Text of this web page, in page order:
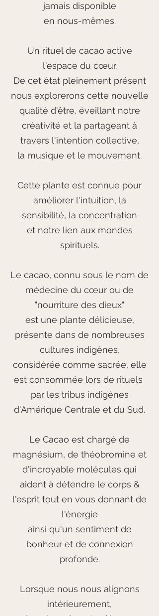
jamais disponible
en nous-mêmes.
Un rituel de cacao active
l'espace du cœur.
De cet état pleinement présent
nous explorerons cette nouvelle
qualité d'être, éveillant notre
créativité et la partageant à
travers l'intention collective,
la musique et le mouvement.
Cette plante est connue pour
améliorerl'intuition, la
sensibilité, la concentration
et notre lien aux mondes
spirituels.
Le cacao, connu sous le nom de
médecine du cœur ou de
"nourriture des dieux"
est une plante délicieuse,
présente dans de nombreuses
cultures indigènes,
considérée comme sacrée, elle
est consommée lors de rituels
par les tribus indigènes
d'Amérique Centrale et du Sud.
Le Cacao est chargé de
magnésium, de théobromine et
d'incroyable molécules qui
aident à détendre le corps &
l'esprit tout en vous donnant de
l'énergie
ainsi qu'un sentiment de
bonheur et de connexion
profonde.
Lorsque nous nous alignons
intérieurement,